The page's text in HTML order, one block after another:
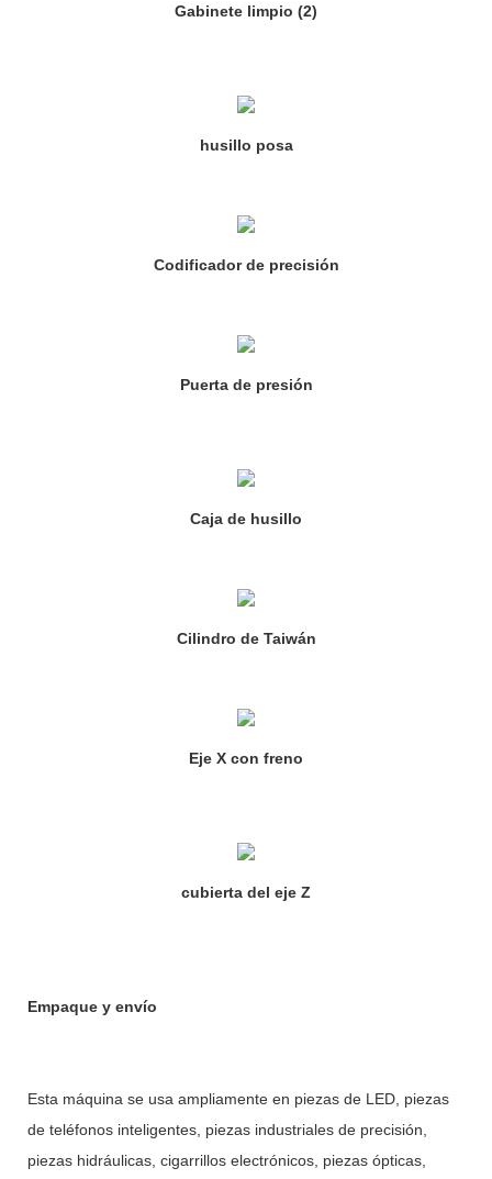
Gabinete limpio (2)
husillo posa
Codificador de precisión
Puerta de presión
Caja de husillo
Cilindro de Taiwán
Eje X con freno
cubierta del eje Z
Empaque y envío
Esta máquina se usa ampliamente en piezas de LED, piezas
de teléfonos inteligentes, piezas industriales de precisión,
piezas hidráulicas, cigarrillos electrónicos, piezas ópticas,